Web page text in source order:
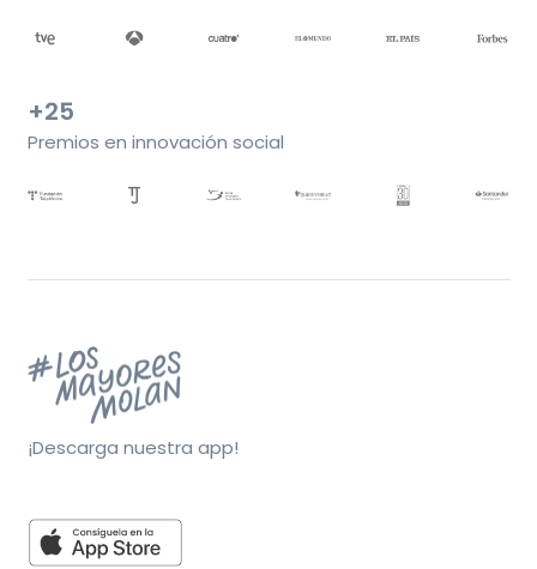
+25
Premios en innovación social
¡Descarga nuestra app!